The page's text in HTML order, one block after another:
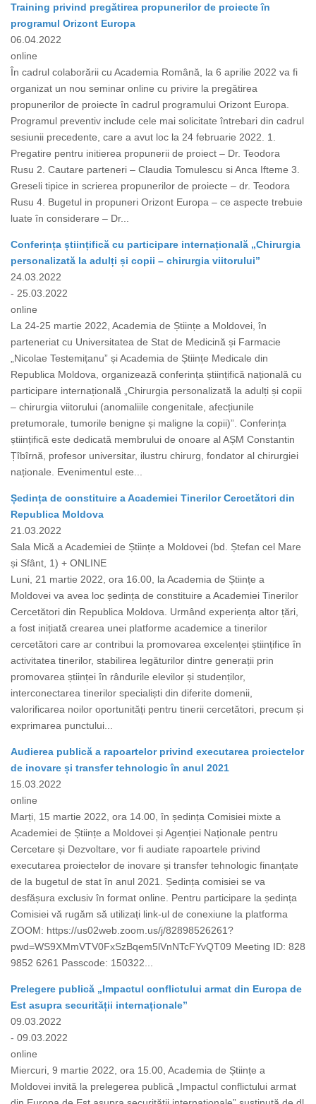
Training privind pregătirea propunerilor de proiecte în
programul Orizont Europa
06.04.2022
online
În cadrul colaborării cu Academia Română, la 6 aprilie 2022 va fi
organizat un nou seminar online cu privire la pregătirea
propunerilor de proiecte în cadrul programului Orizont Europa.
Programul preventiv include cele mai solicitate întrebari din cadrul
sesiunii precedente, care a avut loc la 24 februarie 2022. 1.
Pregatire pentru initierea propunerii de proiect – Dr. Teodora
Rusu 2. Cautare parteneri – Claudia Tomulescu si Anca Ifteme 3.
Greseli tipice in scrierea propunerilor de proiecte – dr. Teodora
Rusu 4. Bugetul in propuneri Orizont Europa – ce aspecte trebuie
luate în considerare – Dr...
Conferința științifică cu participare internațională „Chirurgia
personalizată la adulți și copii – chirurgia viitorului”
24.03.2022
- 25.03.2022
online
La 24-25 martie 2022, Academia de Științe a Moldovei, în
parteneriat cu Universitatea de Stat de Medicină și Farmacie
„Nicolae Testemițanu” și Academia de Științe Medicale din
Republica Moldova, organizează conferința științifică națională cu
participare internațională „Chirurgia personalizată la adulți și copii
– chirurgia viitorului (anomaliile congenitale, afecțiunile
pretumorale, tumorile benigne și maligne la copii)”. Conferința
științifică este dedicată membrului de onoare al AȘM Constantin
Țîbîrnă, profesor universitar, ilustru chirurg, fondator al chirurgiei
naționale. Evenimentul este...
Ședința de constituire a Academiei Tinerilor Cercetători din
Republica Moldova
21.03.2022
Sala Mică a Academiei de Științe a Moldovei (bd. Ștefan cel Mare
și Sfânt, 1) + ONLINE
Luni, 21 martie 2022, ora 16.00, la Academia de Științe a
Moldovei va avea loc ședința de constituire a Academiei Tinerilor
Cercetători din Republica Moldova. Urmând experiența altor țări,
a fost inițiată crearea unei platforme academice a tinerilor
cercetători care ar contribui la promovarea excelenței științifice în
activitatea tinerilor, stabilirea legăturilor dintre generații prin
promovarea științei în rândurile elevilor și studenților,
interconectarea tinerilor specialiști din diferite domenii,
valorificarea noilor oportunități pentru tinerii cercetători, precum și
exprimarea punctului...
Audierea publică a rapoartelor privind executarea proiectelor
de inovare și transfer tehnologic în anul 2021
15.03.2022
online
Marți, 15 martie 2022, ora 14.00, în ședința Comisiei mixte a
Academiei de Științe a Moldovei și Agenției Naționale pentru
Cercetare și Dezvoltare, vor fi audiate rapoartele privind
executarea proiectelor de inovare și transfer tehnologic finanțate
de la bugetul de stat în anul 2021. Ședința comisiei se va
desfășura exclusiv în format online. Pentru participare la ședința
Comisiei vă rugăm să utilizați link-ul de conexiune la platforma
ZOOM: https://us02web.zoom.us/j/82898526261?
pwd=WS9XMmVTV0FxSzBqem5lVnNTcFYvQT09 Meeting ID: 828
9852 6261 Passcode: 150322...
Prelegere publică „Impactul conflictului armat din Europa de
Est asupra securității internaționale”
09.03.2022
- 09.03.2022
online
Miercuri, 9 martie 2022, ora 15.00, Academia de Științe a
Moldovei invită la prelegerea publică „Impactul conflictului armat